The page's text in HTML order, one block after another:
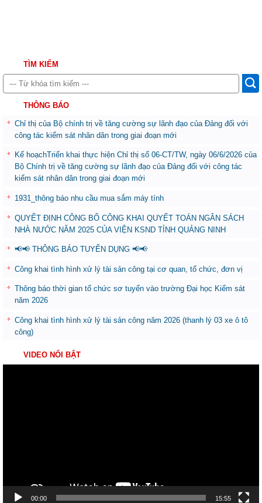
TÌM KIẾM
THÔNG BÁO
Chỉ thị của Bộ chính trị về tăng cường sự lãnh đạo của Đảng đối với
công tác kiểm sát nhân dân trong giai đoạn mới
Kế hoạchTriển khai thực hiện Chỉ thị số 06-CT/TW, ngày 06/6/2026 của
Bộ Chính trị về tăng cường sự lãnh đạo của Đảng đối với công tác
kiểm sát nhân dân trong giai đoạn mới
1931_thông báo nhu cầu mua sắm máy tính
QUYẾT ĐỊNH CÔNG BỐ CÔNG KHAI QUYẾT TOÁN NGÂN SÁCH
NHÀ NƯỚC NĂM 2025 CỦA VIỆN KSND TỈNH QUẢNG NINH
📢📢 THÔNG BÁO TUYỂN DỤNG 📢📢
Công khai tình hình xử lý tài sản công tại cơ quan, tổ chức, đơn vị
Thông báo thời gian tổ chức sơ tuyển vào trường Đại học Kiểm sát
năm 2026
Công khai tình hình xử lý tài sản công năm 2026 (thanh lý 03 xe ô tô
công)
VIDEO NỔI BẬT
00:00 15:55